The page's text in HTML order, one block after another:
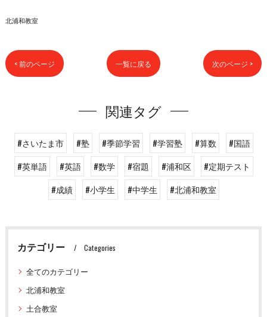
北浦和教室
< 前のページ 一覧に戻る 次のページ >
関連タグ
#さいたま市 #塾 #季節学習 #学習塾 #算数
#国語
#英単語
#英語 #数学 #宿題 #浦和区
#定期テスト
#成績
#小学生 #中学生 #北浦和教室
カテゴリー Categories
全てのカテゴリー
北浦和教室
土合教室